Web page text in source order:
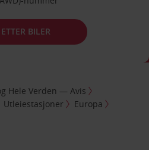
BILER
Hele Verden — Avis
Utleiestasjoner
Europa